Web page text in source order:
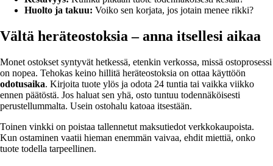
Huolto ja takuu: Voiko sen korjata, jos jotain menee rikki?
Vältä heräteostoksia – anna itsellesi aikaa
Monet ostokset syntyvät hetkessä, etenkin verkossa, missä ostoprosessi
on nopea. Tehokas keino hillitä heräteostoksia on ottaa käyttöön
odotusaika. Kirjoita tuote ylös ja odota 24 tuntia tai vaikka viikko
ennen päätöstä. Jos haluat sen yhä, osto tuntuu todennäköisesti
perustellummalta. Usein ostohalu katoaa itsestään.
Toinen vinkki on poistaa tallennetut maksutiedot verkkokaupoista.
Kun ostaminen vaatii hieman enemmän vaivaa, ehdit miettiä, onko
tuote todella tarpeellinen.